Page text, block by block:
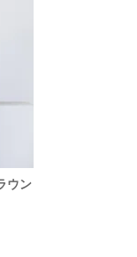
ウン